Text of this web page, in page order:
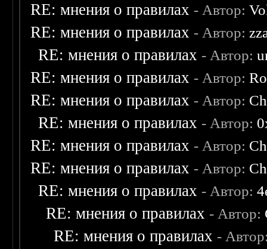
RE: мнения о правилах - Автор:
RE: мнения о правилах - Автор:
RE: мнения о правилах - Автор:
RE: мнения о правилах - Автор:
RE: мнения о правилах - Автор:
RE: мнения о правилах - Автор:
RE: мнения о правилах - Автор:
RE: мнения о правилах - Автор:
RE: мнения о правилах - Автор:
RE: мнения о правилах - Автор:
RE: мнения о правилах -